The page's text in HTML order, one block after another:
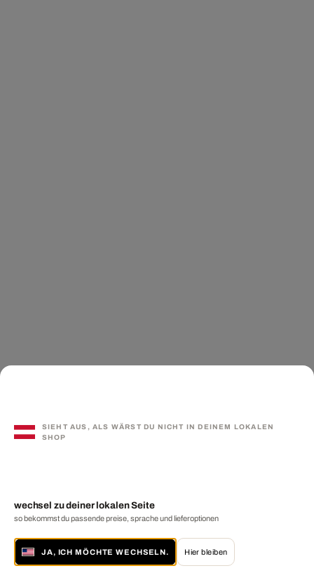
SIEHT AUS, ALS WÄRST DU NICHT IN DEINEM LOKALEN
SHOP
wechsel zu deiner lokalen Seite
so bekommst du passende preise, sprache und lieferoptionen
JA, ICH MÖCHTE WECHSELN. Hier bleiben